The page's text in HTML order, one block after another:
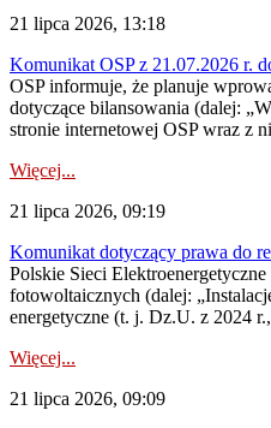
21 lipca 2026, 13:18
Komunikat OSP z 21.07.2026 r.
OSP informuje, że planuje
dotyczące bilansowania (dalej:
stronie internetowej OSP wraz z
Więcej...
21 lipca 2026, 09:19
Komunikat dotyczący prawa do
Polskie Sieci
fotowoltaicznych (dalej:
energetyczne (t. j. Dz.U. z 2024
Więcej...
21 lipca 2026, 09:09